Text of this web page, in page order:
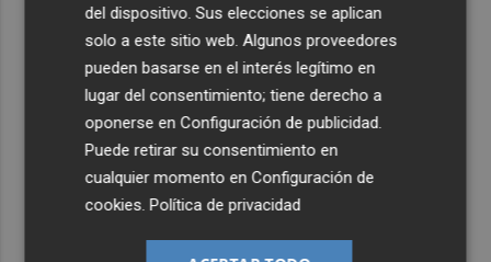
del dispositivo. Sus elecciones se aplican
solo a este sitio web. Algunos proveedores
pueden basarse en el interés legítimo en
lugar del consentimiento; tiene derecho a
oponerse enConfiguración de publicidad
Puede retirar su consentimiento en
cualquier momento enConfiguración de
cookies .Política de privacidad